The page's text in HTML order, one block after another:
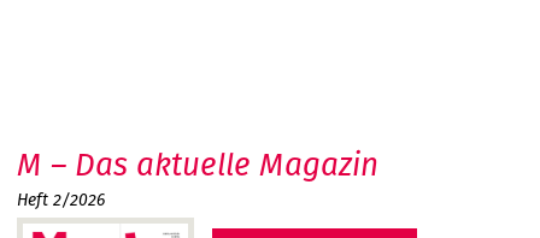
M – Das aktuelle Magazin
Heft 2/2026